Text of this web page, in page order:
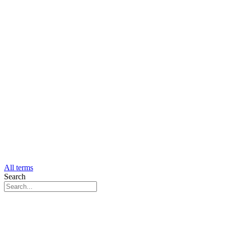
All terms
Search